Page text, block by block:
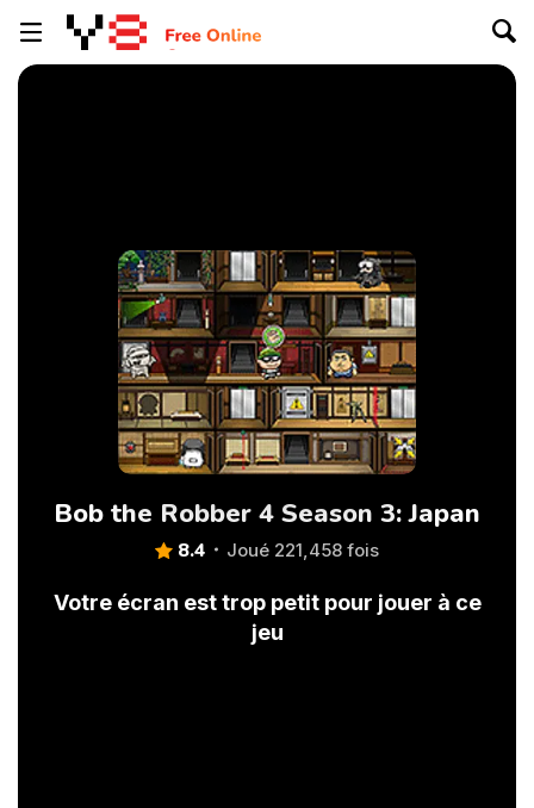
Bob the Robber 4 Season 3: Japan
8.4 Joué 221,458 fois
Votre écran est trop petit pour jouer à ce
jeu